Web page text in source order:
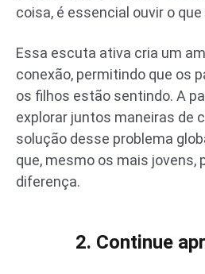
coisa, é essencial ouvir o
Essa escuta ativa cria um
conexão, permitindo que os
os filhos estão sentindo. A
explorar juntos maneiras de
solução desse problema
que, mesmo os mais jovens,
diferença.
2. Continue